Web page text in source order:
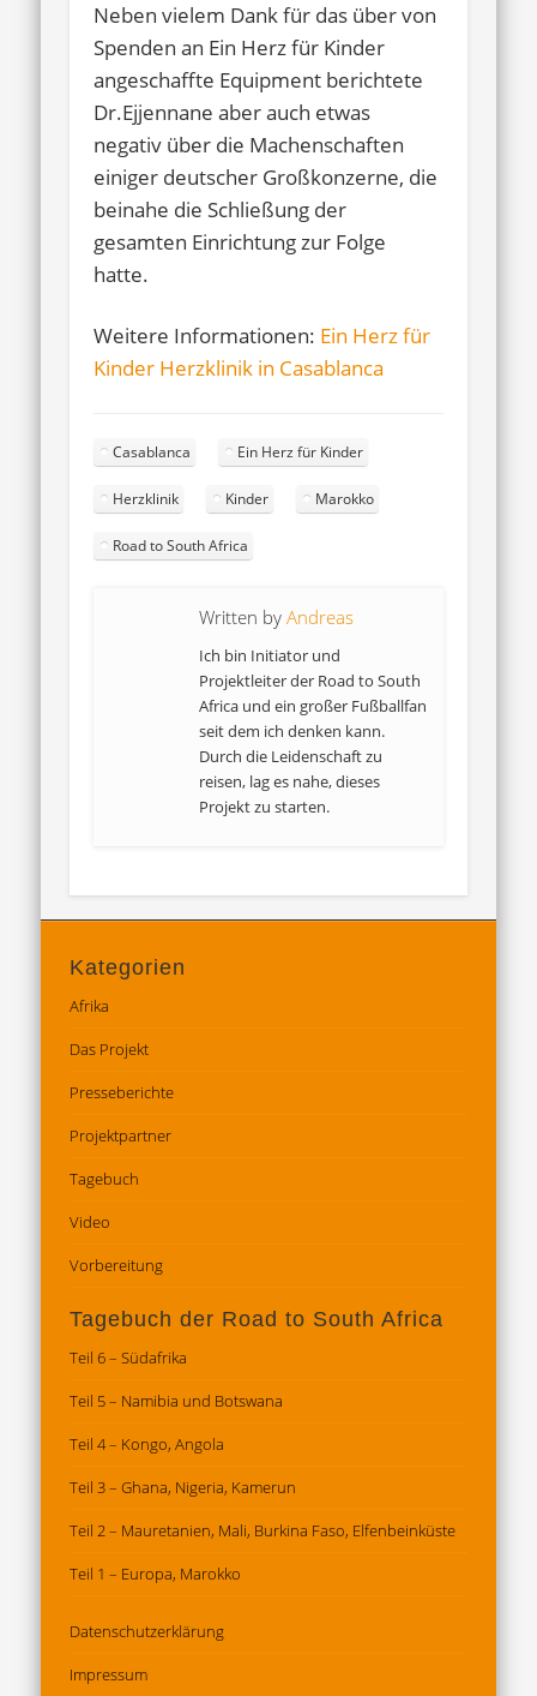
Neben vielem Dank für das über von
Spenden an Ein Herz für Kinder
angeschaffte Equipment berichtete
Dr.Ejjennane aber auch etwas
negativ über die Machenschaften
einiger deutscher Großkonzerne, die
beinahe die Schließung der
gesamten Einrichtung zur Folge
hatte.
Weitere Informationen: Ein Herz für
Kinder Herzklinik in Casablanca
Casablanca Ein Herz für Kinder
Herzklinik Kinder Marokko
Road to South Africa
Written byAndreas
Ich bin Initiator und
Projektleiter der Road to South
Africa und ein großer Fußballfan
seit dem ich denken kann.
Durch die Leidenschaft zu
reisen, lag es nahe, dieses
Projekt zu starten.
Kategorien
Afrika
Das Projekt
Presseberichte
Projektpartner
Tagebuch
Video
Vorbereitung
Tagebuch der Road to South Africa
Teil 6 – Südafrika
Teil 5 – Namibia und Botswana
Teil 4 – Kongo, Angola
Teil 3 – Ghana, Nigeria, Kamerun
Teil 2 – Mauretanien, Mali, Burkina Faso, Elfenbeinküste
Teil 1 – Europa, Marokko
Datenschutz­erklärung
Impressum